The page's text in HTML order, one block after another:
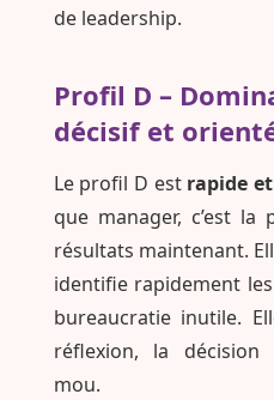
de leadership.
Profil D –
décisif et
Le profil D est rapide
que manager, c’est
résultats maintenant.
identifie rapidement
bureaucratie inutile.
réflexion, la décision
mou.